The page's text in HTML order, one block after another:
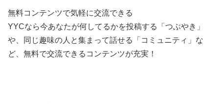
無料コンテンツで気軽に交流できる
YYCなら今あなたが何してるかを投稿する「つぶやき」
や、同じ趣味の人と集まって話せる「コミュニティ」な
ど、無料で交流できるコンテンツが充実！